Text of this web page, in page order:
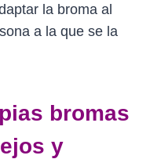
la broma al
a la que se la
bromas
y